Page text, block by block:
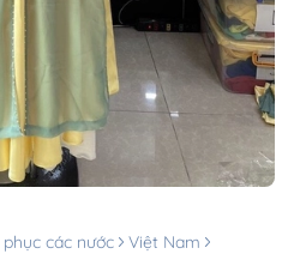
các nước
Việt Nam